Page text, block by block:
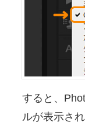
すると、
ルが表示され